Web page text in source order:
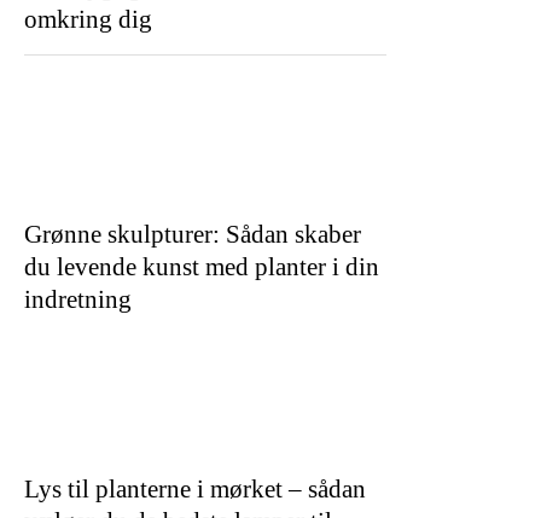
omkring dig
Grønne skulpturer: Sådan skaber
du levende kunst med planter i din
indretning
Lys til planterne i mørket – sådan